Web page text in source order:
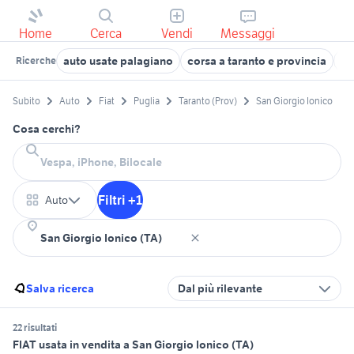
Home Cerca Vendi Messaggi
Ricerche auto usate palagiano corsa a taranto e provincia
Subito Auto Fiat Puglia Taranto (Prov) San Giorgio Ionico
Cosa cerchi?
Auto Filtri +1
Salva ricerca Dal più rilevante
22 risultati
FIAT usata in vendita a San Giorgio Ionico (TA)